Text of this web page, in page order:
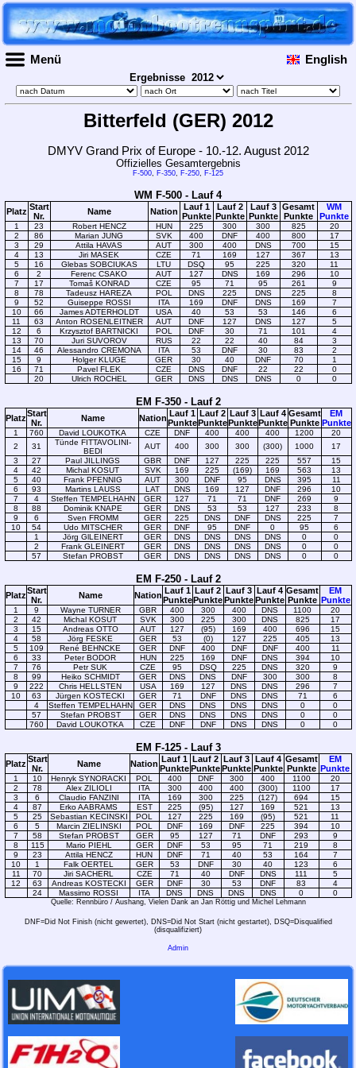
Menü English
Ergebnisse
Bitterfeld (GER) 2012
DMYV Grand Prix of Europe - 10.-12. August 2012
Offizielles Gesamtergebnis
F-500, F-350, F-250, F-125
WM F-500 - Lauf 4
Platz Start
Nr.
Name Nation
Lauf 1
Punkte
Lauf 2
Punkte
Lauf 3
Punkte
Gesamt
Punkte
WM
Punkte
1 23 Robert HENCZ HUN 225 300 300 825
20
2
86 Marian JUNG SVK 400 DNF 400 800
17
3
29 Attila HAVAS AUT 300 400 DNS 700
15
4
13 Jiri MASEK CZE 71 169 127 367
13
5
16 Glebas SOBCIUKAS LTU DSQ 95 225 320
11
6
2 Ferenc CSAKO AUT 127 DNS 169 296
10
7
17 Tomaš KONRAD CZE 95 71 95 261
9
8
78 Tadeusz HAREZA POL DNS 225 DNS 225
8
9
52 Guiseppe ROSSI ITA 169 DNF DNS 169
7
10
66 James ADTERHOLDT USA 40 53 53 146
6
11
63 Anton ROSENLEITNER AUT DNF 127 DNS 127
5
12
6 Krzysztof BARTNICKI POL DNF 30 71 101
4
13
70 Juri SUVOROV RUS 22 22 40 84
3
14
46 Alessandro CREMONA ITA 53 DNF 30 83
2
15
9 Holger KLUGE GER 30 40 DNF 70
1
16
71 Pavel FLEK CZE DNS DNF 22 22
0
20
Ulrich ROCHEL GER DNS DNS DNS 0 0
EM F-350 - Lauf 2
PlatzStart
Nr.
Name Nation Lauf 1
Punkte
Lauf 2
Punkte
Lauf 3
Punkte
Lauf 4
Punkte
Gesamt
Punkte
EM
Punkte
1 760 David LOUKOTKA CZE DNF 400 400 400 1200
20
2
31
Tünde FITTAVOLINI-
BEDI
AUT 400 300 300 (300) 1000
17
3
27 Paul JILLINGS GBR DNF 127 225 225 557
15
4
42 Michal KOSUT SVK 169 225 (169) 169 563
13
5
40 Frank PFENNIG AUT 300 DNF 95 DNS 395
11
6
93 Martins LAUSS LAT DNS 169 127 DNF 296
10
7
4 Steffen TEMPELHAHN GER 127 71 71 DNF 269
9
8
88 Dominik KNAPE GER DNS 53 53 127 233
8
9
6 Sven FROMM GER 225 DNS DNF DNS 225
7
10
54 Udo MITSCHER GER DNF 95 DNF 0 95
6
1
Jörg GlLEINERT GER DNS DNS DNS DNS 0
0
2
Frank GLEINERT GER DNS DNS DNS DNS 0
0
57
Stefan PROBST GER DNS DNS DNS DNS 0 0
EM F-250 - Lauf 2
PlatzStart
Nr.
Name Nation Lauf 1
Punkte
Lauf 2
Punkte
Lauf 3
Punkte
Lauf 4
Punkte
Gesamt
Punkte
EM
Punkte
1 9 Wayne TURNER GBR 400 300 400 DNS 1100
20
2
42 Michal KOSUT SVK 300 225 300 DNS 825
17
3
15 Andreas OTTO AUT 127 (95) 169 400 696
15
4
58 Jörg FESKE GER 53 (0) 127 225 405
13
5
109 René BEHNCKE GER DNF 400 DNF DNF 400
11
6
33 Peter BODOR HUN 225 169 DNF DNS 394
10
7
76 Petr SUK CZE 95 DSQ 225 DNS 320
9
8
99 Heiko SCHMIDT GER DNS DNS DNF 300 300
8
9
222 Chris HELLSTEN USA 169 127 DNS DNS 296
7
10
63 Jürgen KOSTECKI GER 71 DNF DNS DNS 71
6
4
Steffen TEMPELHAHN GER DNS DNS DNS DNS 0
0
57
Stefan PROBST GER DNS DNS DNS DNS 0
0
760
David LOUKOTKA CZE DNF DNF DNS DNS 0 0
EM F-125 - Lauf 3
Platz Start
Nr.
Name Nation Lauf 1
Punkte
Lauf 2
Punkte
Lauf 3
Punkte
Lauf 4
Punkte
Gesamt
Punkte
EM
Punkte
1 10 Henryk SYNORACKI POL 400 DNF 300 400 1100
20
2
78 Alex ZILIOLI ITA 300 400 400 (300) 1100
17
3
6 Claudio FANZINI ITA 169 300 225 (127) 694
15
4
87 Erko AABRAMS EST 225 (95) 127 169 521
13
5
25 Sebastian KECINSKI POL 127 225 169 (95) 521
11
6
5 Marcin ZIELINSKI POL DNF 169 DNF 225 394
10
7
58 Stefan PROBST GER 95 127 71 DNF 293
9
8
115 Mario PIEHL GER DNF 53 95 71 219
8
9
23 Attila HENCZ HUN DNF 71 40 53 164
7
10
1 Falk OERTEL GER 53 DNF 30 40 123
6
11
70 Jiri SACHERL CZE 71 40 DNF DNS 111
5
12
63 Andreas KOSTECKI GER DNF 30 53 DNF 83
4
24
Massimo ROSSI ITA DNS DNS DNS DNS 0 0
Quelle: Rennbüro / Aushang, Vielen Dank an Jan Röttig und Michel Lehmann
DNF=Did Not Finish (nicht gewertet), DNS=Did Not Start (nicht gestartet), DSQ=Disqualified
(disqualifiziert)
Admin